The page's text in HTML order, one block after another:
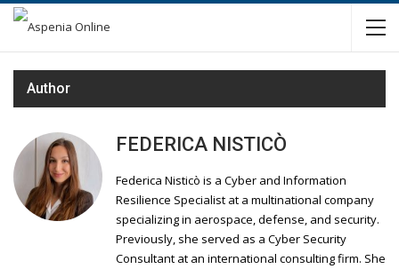
Author
FEDERICA NISTICÒ
Federica Nisticò is a Cyber and Information
Resilience Specialist at a multinational company
specializing in aerospace, defense, and security.
Previously, she served as a Cyber Security
Consultant at an international consulting firm. She